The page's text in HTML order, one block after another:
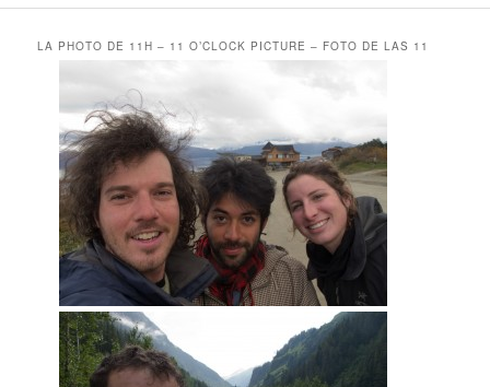
LA PHOTO DE 11H – 11 O’CLOCK PICTURE – FOTO DE LAS 11